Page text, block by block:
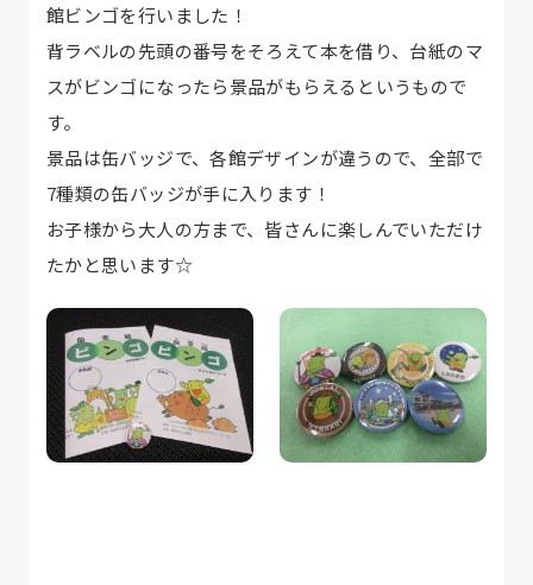
館ビンゴを行いました！
背ラベルの先頭の番号をそろえて本を借り、台紙のマ
スがビンゴになったら景品がもらえるというもので
す。
景品は缶バッジで、各館デザインが違うので、全部で
7種類の缶バッジが手に入ります！
お子様から大人の方まで、皆さんに楽しんでいただけ
たかと思います☆